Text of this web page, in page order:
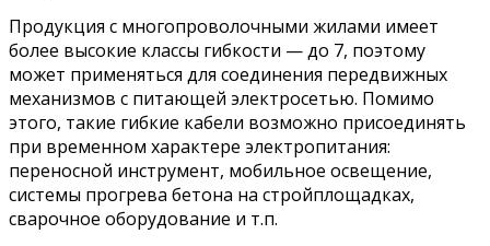
Продукция с многопроволочными жилами имеет
более высокие классы гибкости — до 7, поэтому
может применяться для соединения передвижных
механизмов с питающей электросетью. Помимо
этого, такие гибкие кабели возможно присоединять
при временном характере электропитания:
переносной инструмент, мобильное освещение,
системы прогрева бетона на стройплощадках,
сварочное оборудование и т.п.